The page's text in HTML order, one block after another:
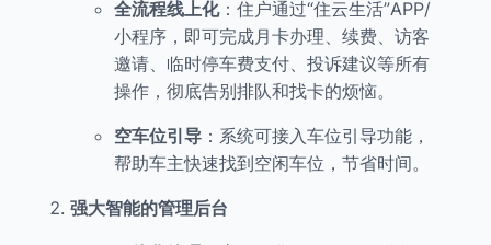
全流程线上化：住户通过“住云生活”APP/
小程序，即可完成月卡办理、续费、访客
邀请、临时停车费支付、投诉建议等所有
操作，彻底告别排队和找卡的烦恼。
空车位引导 ：系统可接入车位引导功能，
帮助车主快速找到空闲车位，节省时间。
强大智能的管理后台